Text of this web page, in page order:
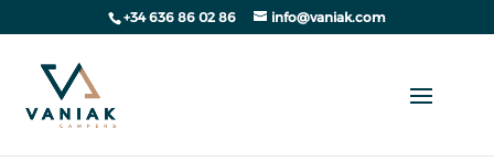
+34 636 86 02 86 info@vaniak.com